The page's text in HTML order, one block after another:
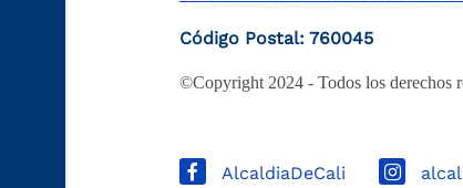
Código Postal: 760045
©Copyright 2024 - Todos los derechos
AlcaldiaDeCali